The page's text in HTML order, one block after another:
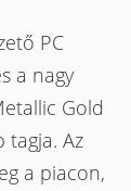
PC
a nagy
Gold
Az
a piacon,